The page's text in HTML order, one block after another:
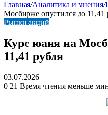
Главная/Аналитика и мнения/
Мосбирже опустился до 11,41
Рынки акций
Курс юаня на
11,41 рубля
03.07.2026
0 21 Время чтения меньше